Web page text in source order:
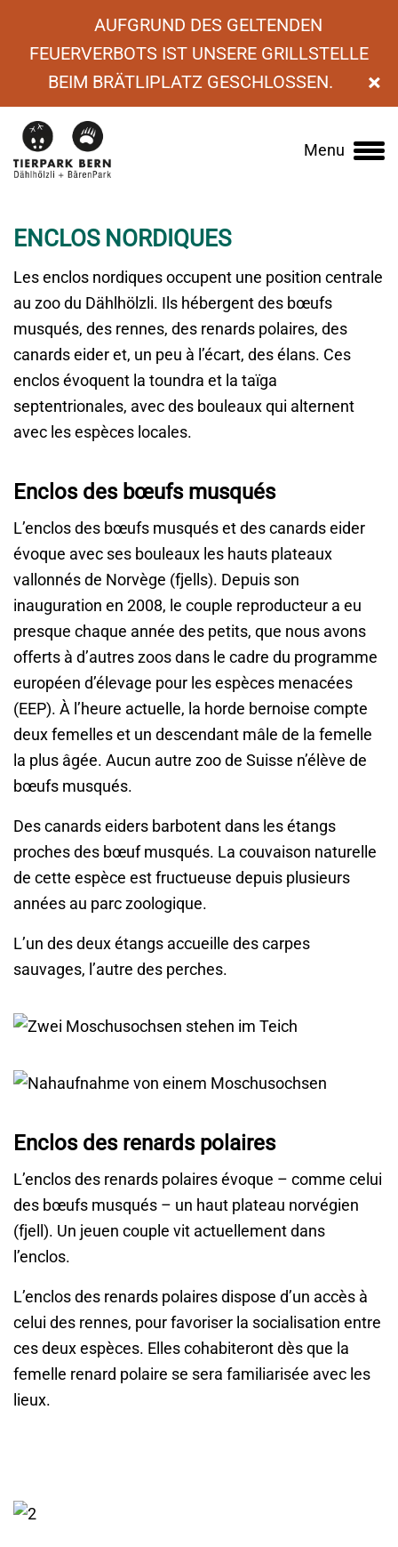
AUFGRUND DES GELTENDEN
FEUERVERBOTS IST UNSERE GRILLSTELLE
BEIM BRÄTLIPLATZ GESCHLOSSEN.
×
Main
Menu
› Protection de la nature et animaux › Enclos ›
Enclos nordiques
ENCLOS NORDIQUES
Les enclos nordiques occupent une position centrale
au zoo du Dählhölzli. Ils hébergent des bœufs
musqués, des rennes, des renards polaires, des
canards eider et, un peu à l’écart, des élans. Ces
enclos évoquent la toundra et la taïga
septentrionales, avec des bouleaux qui alternent
avec les espèces locales.
Enclos des bœufs musqués
L’enclos des bœufs musqués et des canards eider
évoque avec ses bouleaux les hauts plateaux
vallonnés de Norvège (fjells). Depuis son
inauguration en 2008, le couple reproducteur a eu
presque chaque année des petits, que nous avons
offerts à d’autres zoos dans le cadre du programme
européen d’élevage pour les espèces menacées
(EEP). À l’heure actuelle, la horde bernoise compte
deux femelles et un descendant mâle de la femelle
la plus âgée. Aucun autre zoo de Suisse n’élève de
bœufs musqués.
Des canards eiders barbotent dans les étangs
proches des bœuf musqués. La couvaison naturelle
de cette espèce est fructueuse depuis plusieurs
années au parc zoologique.
L’un des deux étangs accueille des carpes
sauvages, l’autre des perches.
Enclos des renards polaires
L’enclos des renards polaires évoque – comme celui
des bœufs musqués – un haut plateau norvégien
(fjell). Un jeuen couple vit actuellement dans
l’enclos.
L’enclos des renards polaires dispose d’un accès à
celui des rennes, pour favoriser la socialisation entre
ces deux espèces. Elles cohabiteront dès que la
femelle renard polaire se sera familiarisée avec les
lieux.